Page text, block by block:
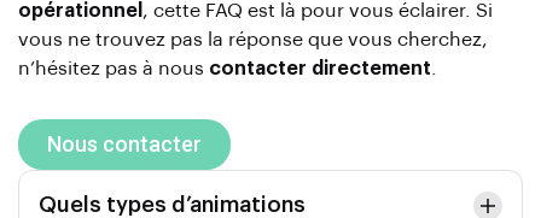
opérationnel , cette FAQ est là pour vous éclairer. Si
vous ne trouvez pas la réponse que vous cherchez,
n’hésitez pas à nous contacter directement
Nous contacter
Quels types d’animations